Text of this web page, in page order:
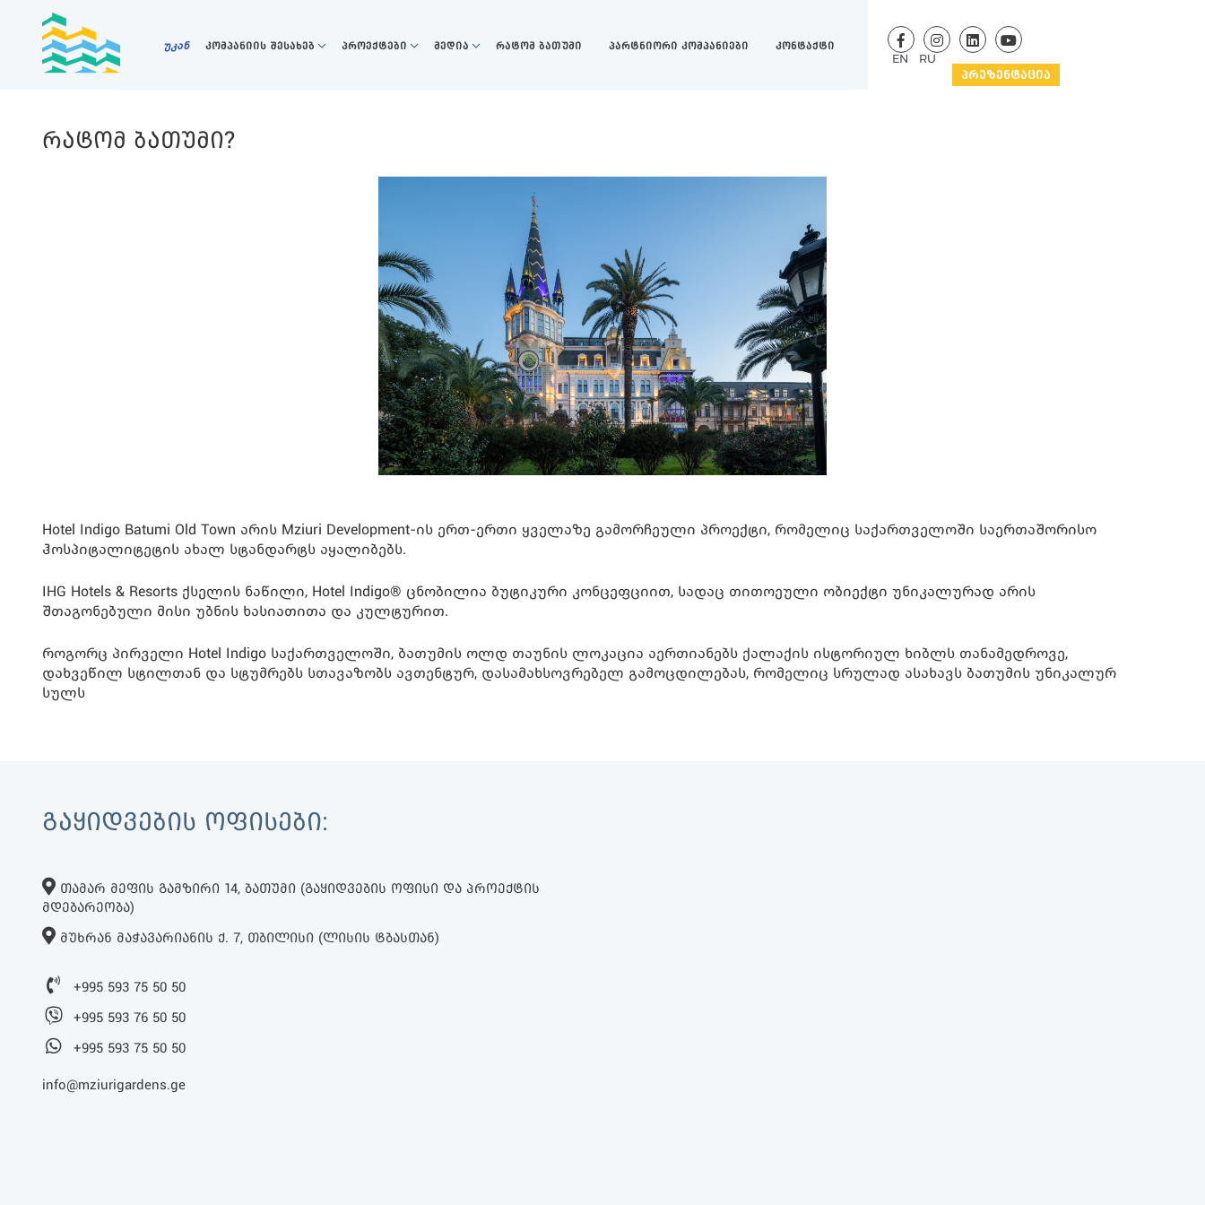
უკან კომპანიის შესახებ პროექტები მედია რატომ ბათუმი პარტნიორი კომპანიები კონტაქტი
EN
RU
ᲞᲠᲔᲖᲔᲜᲢᲐᲪᲘᲐ
ᲠᲐᲢᲝᲛ ᲑᲐᲗᲣᲛᲘ?
Hotel Indigo Batumi Old Town არის Mziuri Development-ის ერთ-ერთი ყველაზე გამორჩეული პროექტი, რომელიც საქართველოში საერთაშორისო
ჰოსპიტალიტეტის ახალ სტანდარტს აყალიბებს.
IHG Hotels & Resorts ქსელის ნაწილი, Hotel Indigo® ცნობილია ბუტიკური კონცეფციით, სადაც თითოეული ობიექტი უნიკალურად არის
შთაგონებული მისი უბნის ხასიათითა და კულტურით.
როგორც პირველი Hotel Indigo საქართველოში, ბათუმის ოლდ თაუნის ლოკაცია აერთიანებს ქალაქის ისტორიულ ხიბლს თანამედროვე,
დახვეწილ სტილთან და სტუმრებს სთავაზობს ავთენტურ, დასამახსოვრებელ გამოცდილებას, რომელიც სრულად ასახავს ბათუმის უნიკალურ
სულს
ᲒᲐᲧᲘᲓᲕᲔᲑᲘᲡ ᲝᲤᲘᲡᲔᲑᲘ:
ᲗᲐᲛᲐᲠ ᲛᲔᲤᲘᲡ ᲒᲐᲛᲖᲘᲠᲘ 14, ᲑᲐᲗᲣᲛᲘ (ᲒᲐᲧᲘᲓᲕᲔᲑᲘᲡ ᲝᲤᲘᲡᲘ ᲓᲐ ᲞᲠᲝᲔᲥᲢᲘᲡ
ᲛᲓᲔᲑᲐᲠᲔᲝᲑᲐ)
ᲛᲣᲮᲠᲐᲜ ᲛᲐᲭᲐᲕᲐᲠᲘᲐᲜᲘᲡ Ქ. 7, ᲗᲑᲘᲚᲘᲡᲘ (ᲚᲘᲡᲘᲡ ᲢᲑᲐᲡᲗᲐᲜ)
+995 593 75 50 50
+995 593 76 50 50
+995 593 75 50 50
info@mziurigardens.ge